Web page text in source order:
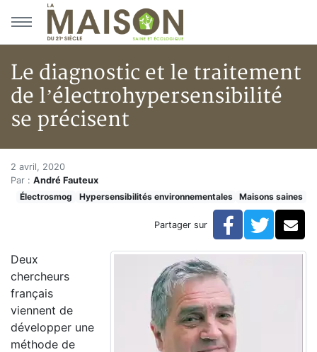
Aller au menu principal
Aller au contenu principal
Le diagnostic et le traitement
de l’électrohypersensibilité
se précisent
Accueil
Articles
Maisons saines
Hypersensibilités environnementales
Le diagnostic et le traitement de
Le diagnostic et le traitement
2 avril, 2020
Par : André Fauteux
Électrosmog
Hypersensibilités environnementales Maisons saines
Partager sur Facebook
Deux
chercheurs
français
viennent de
développer une
méthode de